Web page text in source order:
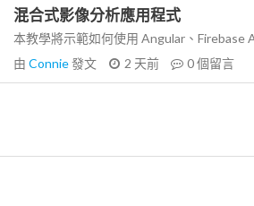
混合式影像分析應用程式
本教學將示範如何使用 Angular、Firebase
由 Connie發文 2 天前 0個留言